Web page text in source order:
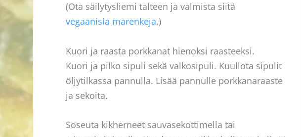
(Ota säilytysliemi talteen ja valmista siitä
vegaanisia marenkeja.)
Kuori ja raasta porkkanat hienoksi raasteeksi.
Kuori ja pilko sipuli sekä valkosipuli. Kuullota sipulit
öljytilkassa pannulla. Lisää pannulle porkkanaraaste
ja sekoita.
Soseuta kikherneet sauvasekottimella tai